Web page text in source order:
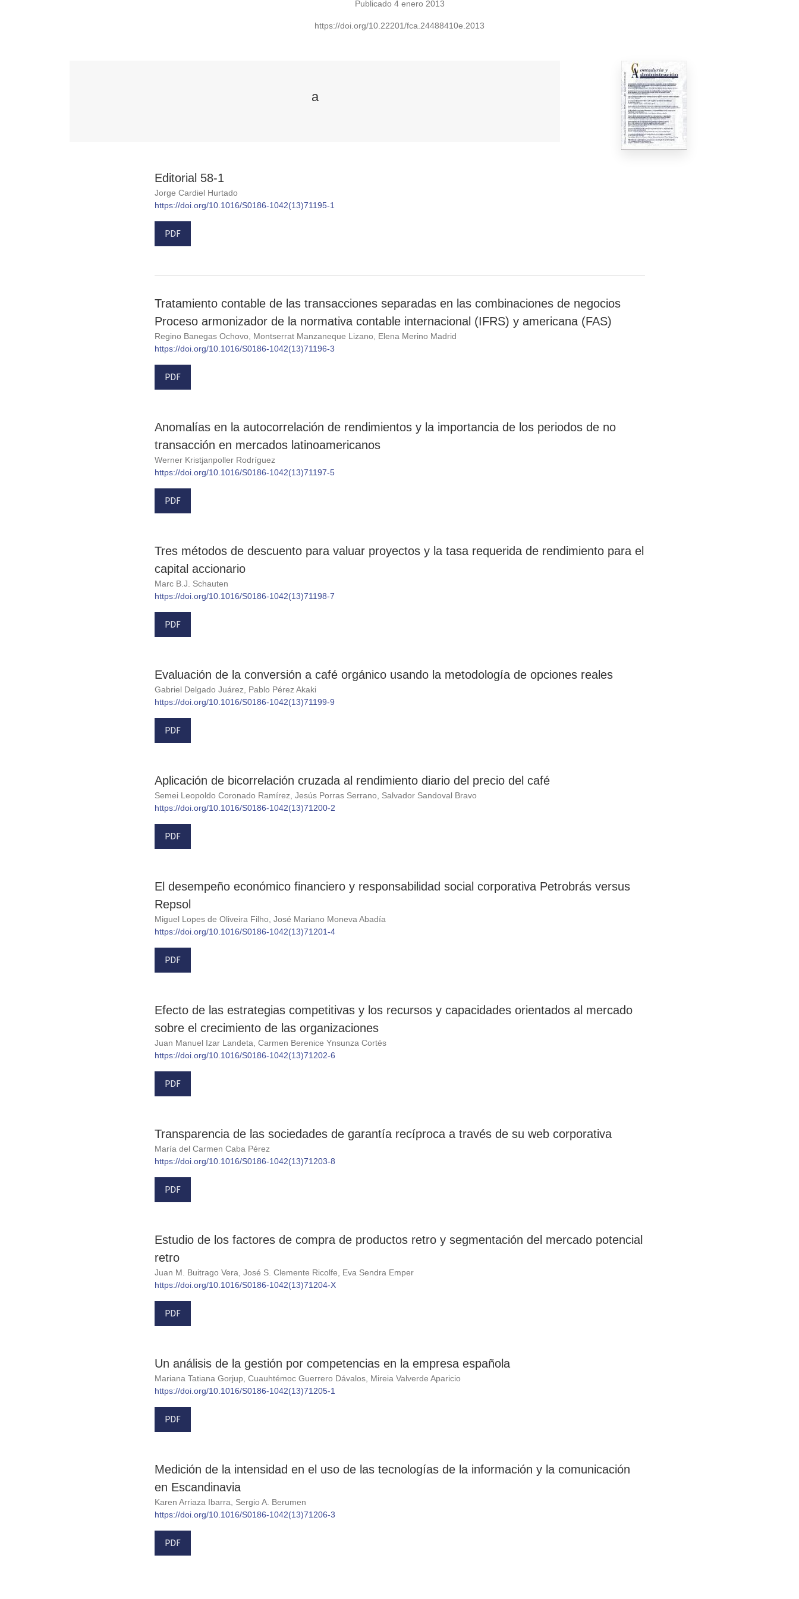
Publicado 4 enero 2013
https://doi.org/10.22201/fca.24488410e.2013
a
Editorial 58-1
Jorge Cardiel Hurtado
https://doi.org/10.1016/S0186-1042(13)71195-1
PDF
Tratamiento contable de las transacciones separadas en las combinaciones de negocios
Proceso armonizador de la normativa contable internacional (IFRS) y americana (FAS)
Regino Banegas Ochovo, Montserrat Manzaneque Lizano, Elena Merino Madrid
https://doi.org/10.1016/S0186-1042(13)71196-3
PDF
Anomalías en la autocorrelación de rendimientos y la importancia de los periodos de no
transacción en mercados latinoamericanos
Werner Kristjanpoller Rodríguez
https://doi.org/10.1016/S0186-1042(13)71197-5
PDF
Tres métodos de descuento para valuar proyectos y la tasa requerida de rendimiento para el
capital accionario
Marc B.J. Schauten
https://doi.org/10.1016/S0186-1042(13)71198-7
PDF
Evaluación de la conversión a café orgánico usando la metodología de opciones reales
Gabriel Delgado Juárez, Pablo Pérez Akaki
https://doi.org/10.1016/S0186-1042(13)71199-9
PDF
Aplicación de bicorrelación cruzada al rendimiento diario del precio del café
Semei Leopoldo Coronado Ramírez, Jesús Porras Serrano, Salvador Sandoval Bravo
https://doi.org/10.1016/S0186-1042(13)71200-2
PDF
El desempeño económico financiero y responsabilidad social corporativa Petrobrás versus
Repsol
Miguel Lopes de Oliveira Filho, José Mariano Moneva Abadía
https://doi.org/10.1016/S0186-1042(13)71201-4
PDF
Efecto de las estrategias competitivas y los recursos y capacidades orientados al mercado
sobre el crecimiento de las organizaciones
Juan Manuel Izar Landeta, Carmen Berenice Ynsunza Cortés
https://doi.org/10.1016/S0186-1042(13)71202-6
PDF
Transparencia de las sociedades de garantía recíproca a través de su web corporativa
María del Carmen Caba Pérez
https://doi.org/10.1016/S0186-1042(13)71203-8
PDF
Estudio de los factores de compra de productos retro y segmentación del mercado potencial
retro
Juan M. Buitrago Vera, José S. Clemente Ricolfe, Eva Sendra Emper
https://doi.org/10.1016/S0186-1042(13)71204-X
PDF
Un análisis de la gestión por competencias en la empresa española
Mariana Tatiana Gorjup, Cuauhtémoc Guerrero Dávalos, Mireia Valverde Aparicio
https://doi.org/10.1016/S0186-1042(13)71205-1
PDF
Medición de la intensidad en el uso de las tecnologías de la información y la comunicación
en Escandinavia
Karen Arriaza Ibarra, Sergio A. Berumen
https://doi.org/10.1016/S0186-1042(13)71206-3
PDF